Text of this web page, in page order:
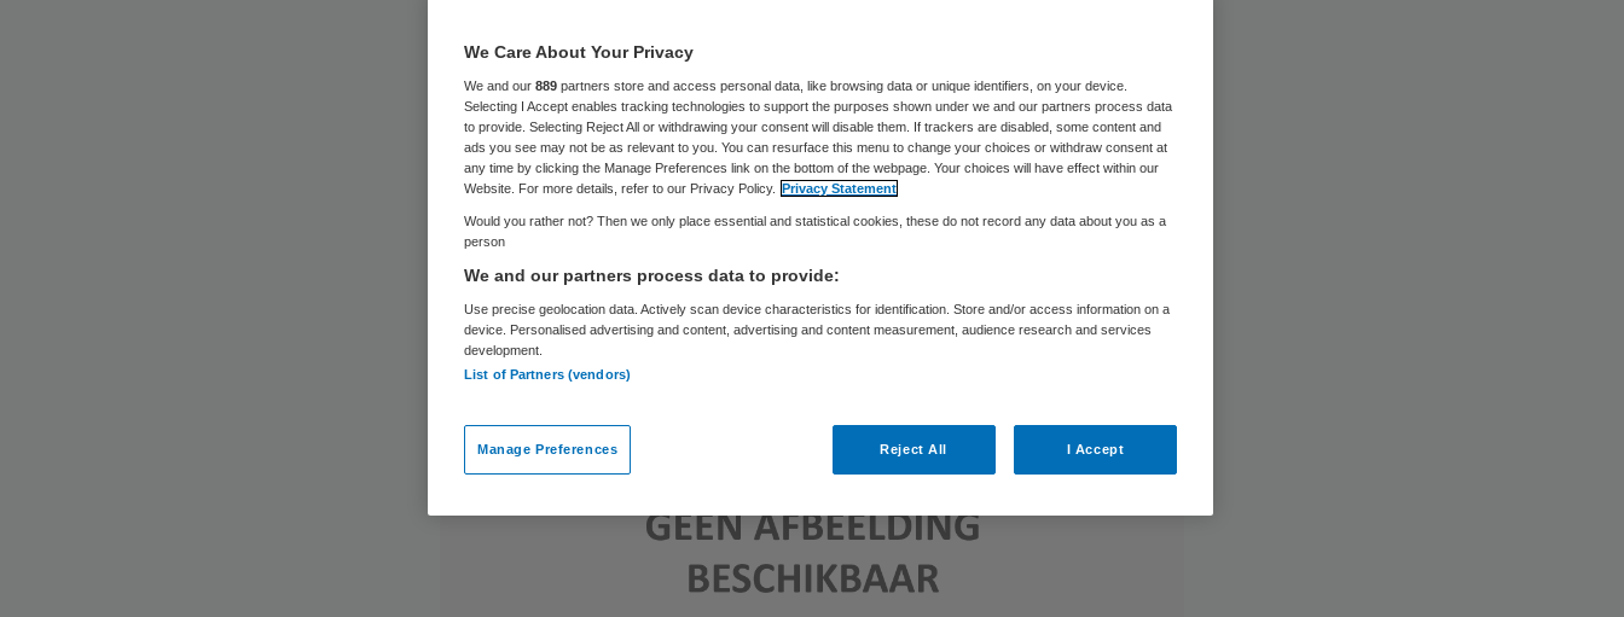
We Care About Your Privacy
We and our 889 partners store and access personal data, like browsing data or unique identifiers, on your device.
Selecting I Accept enables tracking technologies to support the purposes shown under we and our partners process data
to provide. Selecting Reject All or withdrawing your consent will disable them. If trackers are disabled, some content and
ads you see may not be as relevant to you. You can resurface this menu to change your choices or withdraw consent at
any time by clicking the Manage Preferences link on the bottom of the webpage. Your choices will have effect within our
Website. For more details, refer to our Privacy Policy. Privacy Statement
Would you rather not? Then we only place essential and statistical cookies, these do not record any data about you as a
person
We and our partners process data to provide:
Use precise geolocation data. Actively scan device characteristics for identification. Store and/or access information on a
device. Personalised advertising and content, advertising and content measurement, audience research and services
development.
List of Partners (vendors)
Manage Preferences Reject All I Accept